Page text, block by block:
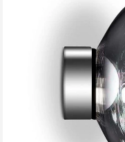
afbeeldingen-